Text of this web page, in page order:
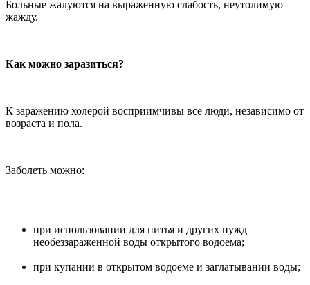
Больные жалуются на выраженную слабость, неутолимую
жажду.
Как можно заразиться?
К заражению холерой восприимчивы все люди, независимо от
возраста и пола.
Заболеть можно:
при использовании для питья и других нужд
необеззараженной воды открытого водоема;
при купании в открытом водоеме и заглатывании воды;